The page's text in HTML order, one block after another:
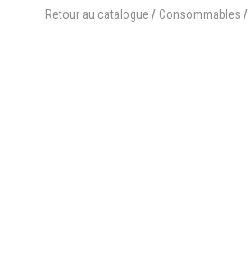
Retour au catalogue / Consommables /